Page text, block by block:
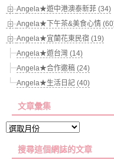
Angela★遊中港澳泰新菲 (34)
Angela★下午茶&美食心情
Angela★宜蘭花東民宿 (19)
Angela★遊台灣 (14)
Angela★合作邀稿 (24)
Angela★生活日記 (40)
文章彙集
文
彙
搜尋這個網誌的文章